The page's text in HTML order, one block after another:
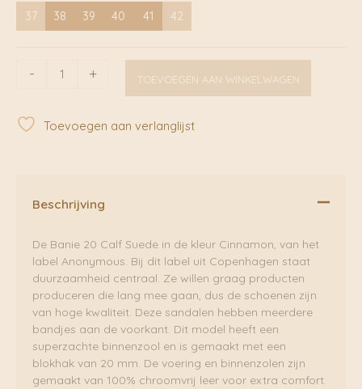
37 38 39 40 41 42
-
Suede
Cinnamon
+ TOEVOEGEN AAN WINKELWAGEN
Toevoegen aan verlanglijst
Beschrijving
De Banie 20 Calf Suede in de kleur Cinnamon, van het
label Anonymous. Bij dit label uit Copenhagen staat
duurzaamheid centraal. Ze willen graag producten
produceren die lang mee gaan, dus de schoenen zijn
van hoge kwaliteit. Deze sandalen hebben meerdere
bandjes aan de voorkant. Dit model heeft een
superzachte binnenzool en is gemaakt met een
blokhak van 20 mm. De voering en binnenzolen zijn
gemaakt van 100% chroomvrij leer voor extra comfort.